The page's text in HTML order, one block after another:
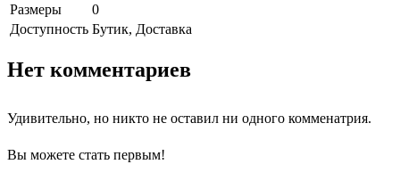
Размеры
0
Доступность Бутик, Доставка
Нет комментариев
Удивительно, но никто не оставил ни одного комменатрия.
Вы можете стать первым!